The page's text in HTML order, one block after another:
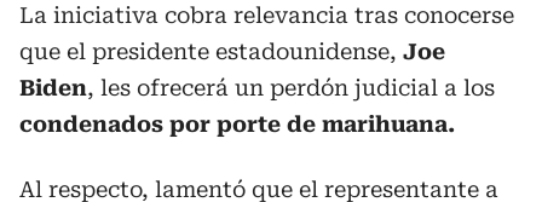
La iniciativa cobra relevancia tras conocerse
que el presidente estadounidense, Joe
Biden, les ofrecerá un perdón judicial a los
condenados por porte de marihuana.
Al respecto, lamentó que el representante a